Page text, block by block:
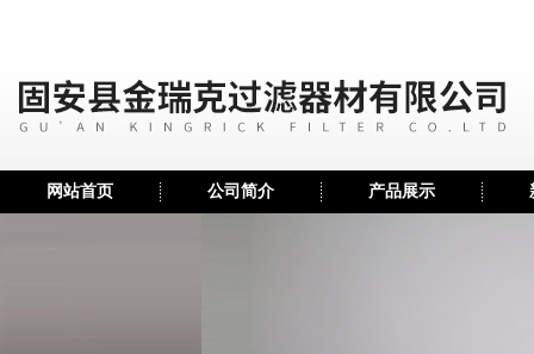
网站首页 公司简介 产品展示